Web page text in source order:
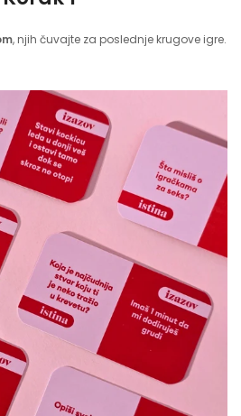
, njih čuvajte za poslednje krugove igre.